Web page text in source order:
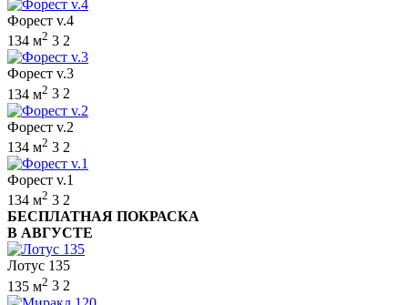
Форест v.4
134 м2 3 2
Форест v.3
134 м2 3 2
Форест v.2
134 м2 3 2
Форест v.1
134 м2 3 2
БЕСПЛАТНАЯ ПОКРАСКА
В АВГУСТЕ
Лотус 135
135 м2 3 2